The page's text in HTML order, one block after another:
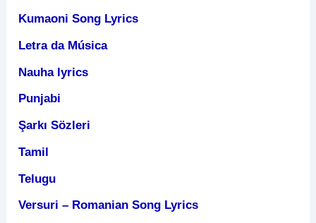
Kumaoni Song Lyrics
Letra da Música
Nauha lyrics
Punjabi
Şarkı Sözleri
Tamil
Telugu
Versuri – Romanian Song Lyrics